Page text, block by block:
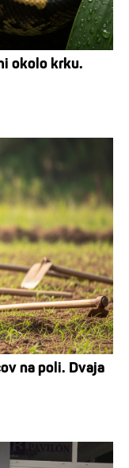
okolo krku.
na poli. Dvaja